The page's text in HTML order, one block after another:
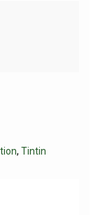
, Tintin